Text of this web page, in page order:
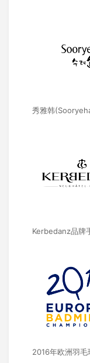
秀雅韩
Kerbedanz品牌
2016年欧洲羽